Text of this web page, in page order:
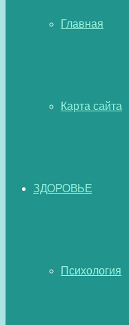
Главная
Карта сайта
ЗДОРОВЬЕ
Психология